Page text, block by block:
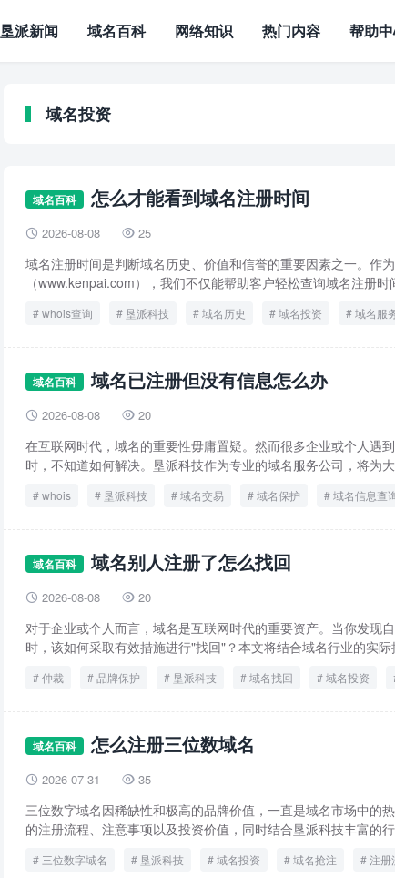
垦派新闻 域名百科 网络知识 热门内容 帮助
域名投资
域名百科 怎么才能看到域名注册时间
 2026-08-08  25
域名注册时间是判断域名历史、价值和信誉的重要因素之一。作
（www.kenpai.com），我们不仅能帮助客户轻松查询域名注册时
whois查询 垦派科技 域名历史 域名投资 域名服
域名百科 域名已注册但没有信息怎么办
 2026-08-08  20
在互联网时代，域名的重要性毋庸置疑。然而很多企业或个人遇
时，不知道如何解决。垦派科技作为专业的域名服务公司，将为
whois 垦派科技 域名交易 域名保护 域名信息查
域名百科 域名别人注册了怎么找回
 2026-08-08  20
对于企业或个人而言，域名是互联网时代的重要资产。当你发现
时，该如何采取有效措施进行"找回"？本文将结合域名行业的实
仲裁 品牌保护 垦派科技 域名找回 域名投资
域名百科 怎么注册三位数域名
 2026-07-31  35
三位数字域名因稀缺性和极高的品牌价值，一直是域名市场中的
的注册流程、注意事项以及投资价值，同时结合垦派科技丰富的
三位数字域名 垦派科技 域名投资 域名抢注 注册